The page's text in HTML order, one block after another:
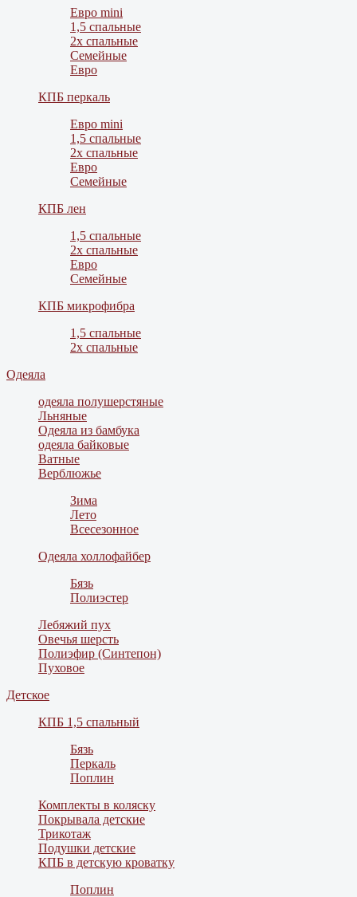
Евро mini
1,5 спальные
2х спальные
Семейные
Евро
КПБ перкаль
Евро mini
1,5 спальные
2х спальные
Евро
Семейные
КПБ лен
1,5 спальные
2х спальные
Евро
Семейные
КПБ микрофибра
1,5 спальные
2х спальные
Одеяла
одеяла полушерстяные
Льняные
Одеяла из бамбука
одеяла байковые
Ватные
Верблюжье
Зима
Лето
Всесезонное
Одеяла холлофайбер
Бязь
Полиэстер
Лебяжий пух
Овечья шерсть
Полиэфир (Синтепон)
Пуховое
Детское
КПБ 1,5 спальный
Бязь
Перкаль
Поплин
Комплекты в коляску
Покрывала детские
Трикотаж
Подушки детские
КПБ в детскую кроватку
Поплин